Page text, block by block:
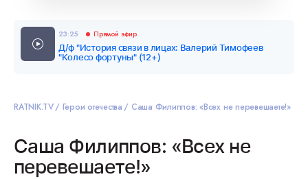
23:25 Прямой эфир
Д/ф "История связи в лицах: Валерий Тимофеев
"Колесо фортуны" (12+)
RATNIK.TV Герои отечества Саша Филиппов: «Всех не перевешаете!»
Саша Филиппов: «Всех не
перевешаете!»